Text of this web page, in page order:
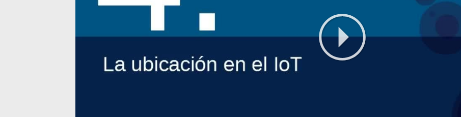
Play